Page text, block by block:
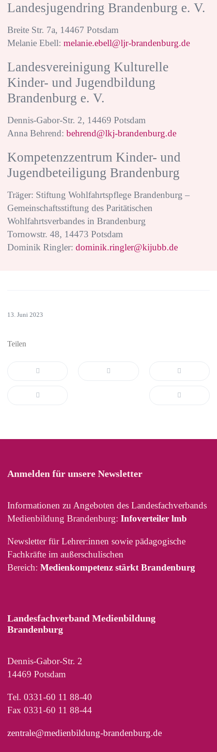
Landesjugendring Brandenburg e. V.
Breite Str. 7a, 14467 Potsdam
Melanie Ebell: melanie.ebell@ljr-brandenburg.de
Landesvereinigung Kulturelle
Kinder- und Jugendbildung
Brandenburg e. V.
Dennis-Gabor-Str. 2, 14469 Potsdam
Anna Behrend: behrend@lkj-brandenburg.de
Kompetenzzentrum Kinder- und
Jugendbeteiligung Brandenburg
Träger: Stiftung Wohlfahrtspflege Brandenburg –
Gemeinschaftsstiftung des Paritätischen
Wohlfahrtsverbandes in Brandenburg
Tornowstr. 48, 14473 Potsdam
Dominik Ringler: dominik.ringler@kijubb.de
13. Juni 2023
Teilen
Anmelden für unsere Newsletter
Informationen zu Angeboten des Landesfachverbands
Medienbildung Brandenburg: Infoverteiler lmb
Newsletter für Lehrer:innen sowie pädagogische
Fachkräfte im außerschulischen
Bereich: Medienkompetenz stärkt Brandenburg
Landesfachverband Medienbildung
Brandenburg
Dennis-Gabor-Str. 2
14469 Potsdam
Tel. 0331-60 11 88-40
Fax 0331-60 11 88-44
zentrale@medienbildung-brandenburg.de